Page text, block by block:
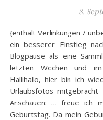
8.
{enthält Verlinkungen / unbeauftragte Werbung} Was wäre
ein besserer Einstieg
Blogpause als eine
letzten Wochen und
Hallihallo, hier bin ich
Urlaubsfotos mitgebracht
Anschauen: … freue ich
Geburtstag. Da mein